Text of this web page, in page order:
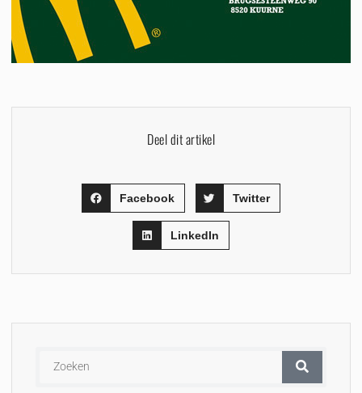
Deel dit artikel
Facebook Twitter
LinkedIn